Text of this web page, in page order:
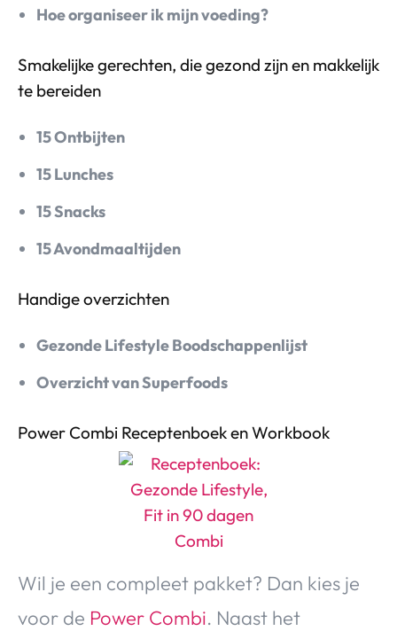
Hoe organiseer ik mijn voeding?
Smakelijke gerechten, die gezond zijn en makkelijk
te bereiden
15 Ontbijten
15 Lunches
15 Snacks
15 Avondmaaltijden
Handige overzichten
Gezonde Lifestyle Boodschappenlijst
Overzicht van Superfoods
Power Combi Receptenboek en Workbook
Wil je een compleet pakket? Dan kies je
voor de Power Combi. Naast het